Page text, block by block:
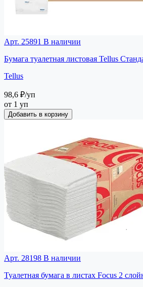
Арт. 25891 В наличии
Бумага туалетная листовая Tellus
Tellus
98,6 ₽/уп
от 1 уп
Добавить в корзину
Арт. 28198 В наличии
Туалетная бумага в листах Focus 2